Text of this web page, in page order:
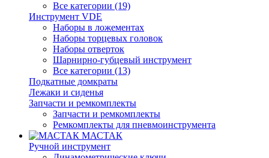
Все категории (19)
Инструмент VDE
Наборы в ложементах
Наборы торцевых головок
Наборы отверток
Шарнирно-губцевый инструмент
Все категории (13)
Подкатные домкраты
Лежаки и сиденья
Запчасти и ремкомплекты
Запчасти и ремкомплекты
Ремкомплекты для пневмоинструмента
МАСТАК
Ручной инструмент